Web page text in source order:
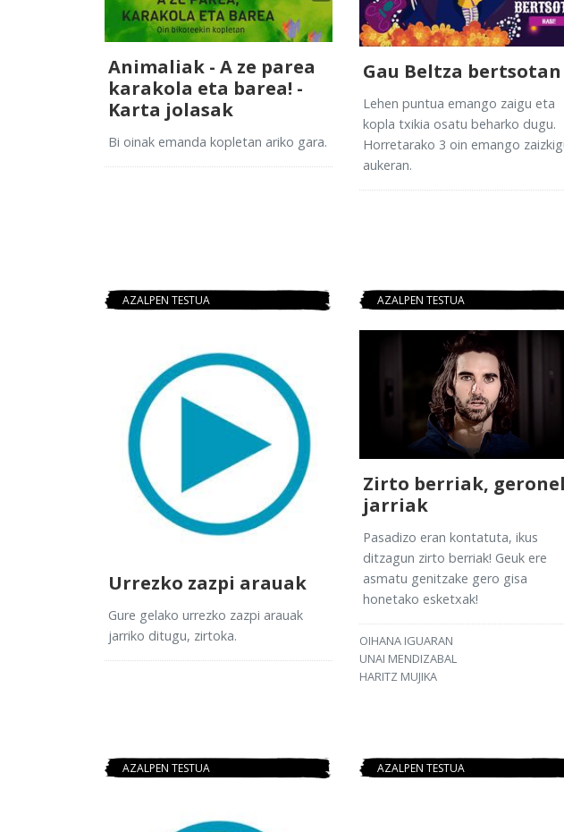
Animaliak - A ze parea
karakola eta barea! -
Karta jolasak
Bi oinak emanda kopletan ariko gara.
Gau Beltza bertsotan
Lehen puntua emango zaigu eta
kopla txikia osatu beharko dugu.
Horretarako 3 oin emango
aukeran.
AZALPEN TESTUA
Urrezko zazpi arauak
Gure gelako urrezko zazpi arauak
jarriko ditugu, zirtoka.
AZALPEN TESTUA
Zirto berriak,
jarriak
Pasadizo eran kontatuta, ikus
ditzagun zirto berriak! Geuk ere
asmatu genitzake gero gisa
honetako esketxak!
OIHANA IGUARAN
UNAI MENDIZABAL
HARITZ MUJIKA
AZALPEN TESTUA AZALPEN TESTUA